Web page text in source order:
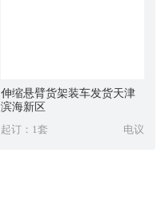
伸缩悬臂货架装车发货天津
滨海新区
起订：1套 电议